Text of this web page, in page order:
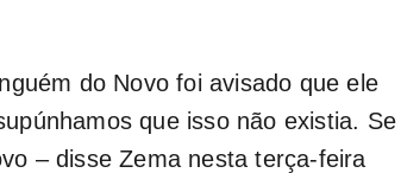
do Novo foi avisado que ele
que isso não existia. Se
– disse Zema nesta terça-feira